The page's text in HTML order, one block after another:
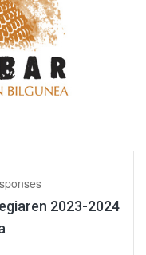
2023-2024